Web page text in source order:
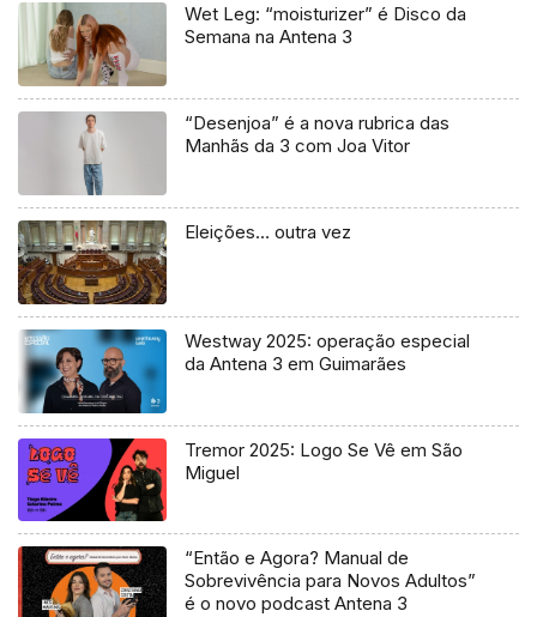
Wet Leg: “moisturizer” é Disco da
Semana na Antena 3
“Desenjoa” é a nova rubrica das
Manhãs da 3 com Joa Vitor
Eleições… outra vez
Westway 2025: operação especial
da Antena 3 em Guimarães
Tremor 2025: Logo Se Vê em São
Miguel
“Então e Agora? Manual de
Sobrevivência para Novos Adultos”
é o novo podcast Antena 3